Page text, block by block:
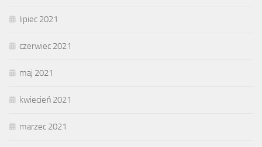
lipiec 2021
czerwiec 2021
maj 2021
kwiecień 2021
marzec 2021